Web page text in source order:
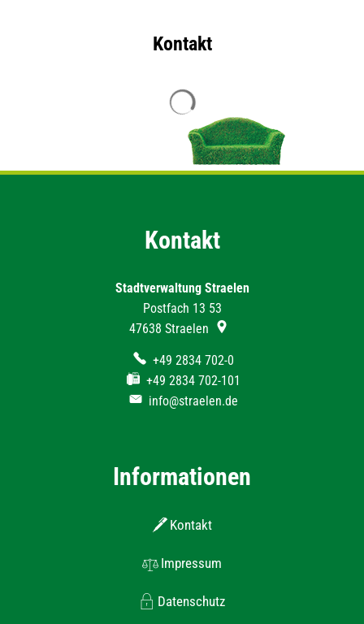
Kontakt
Kontakt
Stadtverwaltung Straelen
Postfach 13 53
47638 Straelen
+49 2834 702-0
+49 2834 702-101
info@straelen.de
Informationen
Kontakt
Impressum
Datenschutz